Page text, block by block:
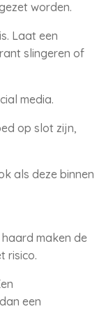
worden.
Laat een
slingeren of
media.
op slot zijn,
als deze binnen
maken de
risico.
een